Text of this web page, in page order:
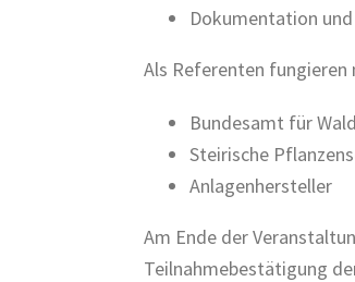
Dokumentation
Als Referenten fungieren
Bundesamt für Wald
Steirische
Anlagenhersteller
Am Ende der
Teilnahmebestätigung